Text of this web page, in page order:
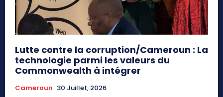
Lutte contre la corruption/Cameroun : La
technologie parmi les valeurs du
Commonwealth à intégrer
Cameroun 30 Juillet, 2026